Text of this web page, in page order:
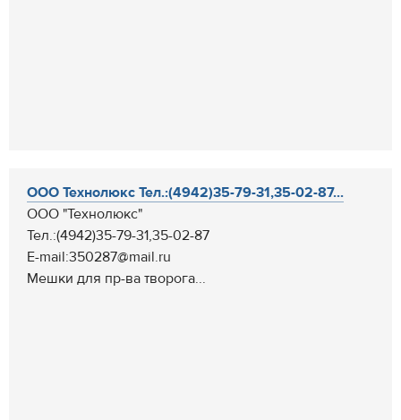
ООО Технолюкс Тел.:(4942)35-79-31,35-02-87...
ООО "Технолюкс"
Тел.:(4942)35-79-31,35-02-87
E-mail:350287@mail.ru
Мешки для пр-ва творога...